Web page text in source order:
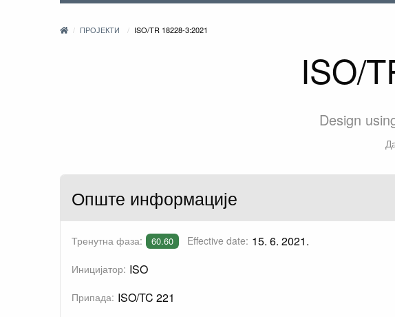
ПРОЈЕКТИ ISO/TR 18228-3:2021
ISO/
Design
Опште информације
Тренутна фаза: 60.60 Effective date: 15. 6. 2021.
Иницијатор: ISO
Припада: ISO/TC 221